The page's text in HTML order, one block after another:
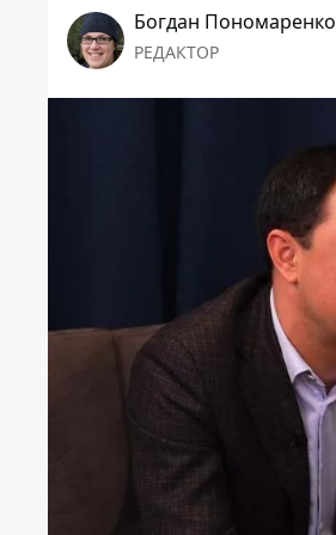
Богдан Пономаренко
РЕДАКТОР